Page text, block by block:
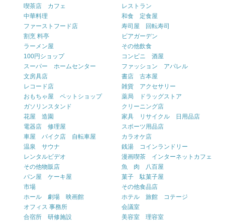
喫茶店 カフェ
レストラン
中華料理
和食 定食屋
ファーストフード店
寿司屋 回転寿司
割烹 料亭
ビアガーデン
ラーメン屋
その他飲食
100円ショップ
コンビニ 酒屋
スーパー ホームセンター
ファッション アパレル
文房具店
書店 古本屋
レコード店
雑貨 アクセサリー
おもちゃ屋 ペットショップ
薬局 ドラッグストア
ガソリンスタンド
クリーニング店
花屋 造園
家具 リサイクル 日用品店
電器店 修理屋
スポーツ用品店
車屋 バイク店 自転車屋
カラオケ店
温泉 サウナ
銭湯 コインランドリー
レンタルビデオ
漫画喫茶 インターネットカフェ
その他物販店
魚 肉 八百屋
パン屋 ケーキ屋
菓子 駄菓子屋
市場
その他食品店
ホール 劇場 映画館
ホテル 旅館 コテージ
オフィス 事務所
会議室
合宿所 研修施設
美容室 理容室